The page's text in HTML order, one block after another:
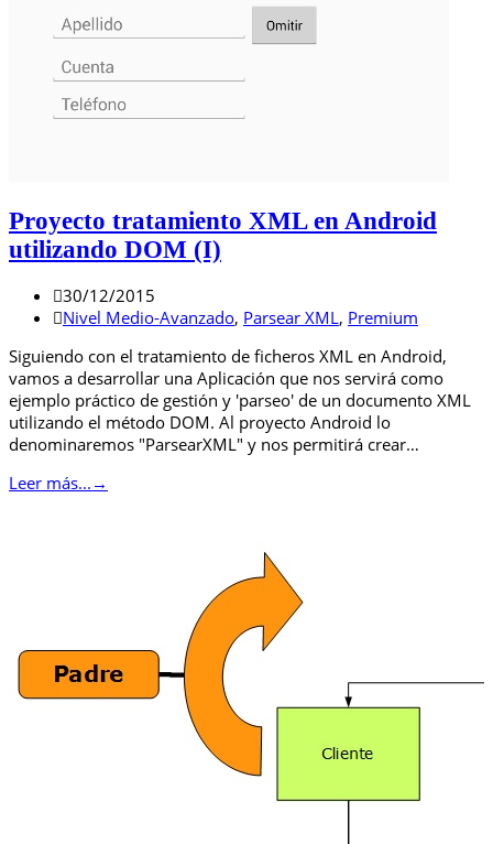
Proyecto tratamiento XML en Android
utilizando DOM (I)
30/12/2015
Nivel Medio-Avanzado, Parsear XML, Premium
Siguiendo con el tratamiento de ficheros XML en Android,
vamos a desarrollar una Aplicación que nos servirá como
ejemplo práctico de gestión y 'parseo' de un documento XML
utilizando el método DOM. Al proyecto Android lo
denominaremos "ParsearXML" y nos permitirá crear…
Leer más... →